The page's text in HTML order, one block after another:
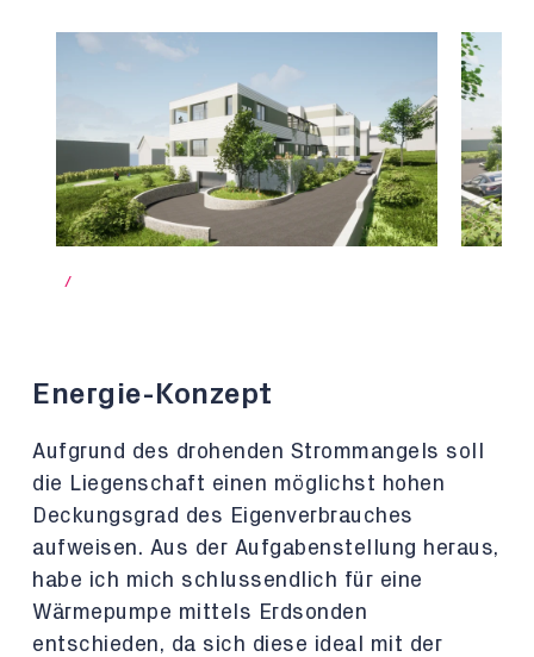
/
Energie-Konzept
Aufgrund des drohenden Strommangels soll
die Liegenschaft einen möglichst hohen
Deckungsgrad des Eigenverbrauches
aufweisen. Aus der Aufgabenstellung heraus,
habe ich mich schlussendlich für eine
Wärmepumpe mittels Erdsonden
entschieden, da sich diese ideal mit der